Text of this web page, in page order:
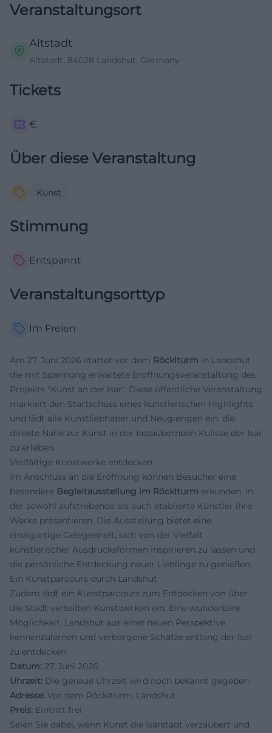
Veranstaltungsort
Altstadt
Altstadt, 84028 Landshut, Germany
Tickets
€
Über diese Veranstaltung
Kunst
Stimmung
Entspannt
Veranstaltungsorttyp
Im Freien
Am 27. Juni 2026 startet vor dem Röcklturm in Landshut
die mit Spannung erwartete Eröffnungsveranstaltung des
Projekts "Kunst an der Isar". Diese öffentliche Veranstaltung
markiert den Startschuss eines künstlerischen Highlights
und lädt alle Kunstliebhaber und Neugierigen ein, die
direkte Nähe zur Kunst in der bezaubernden Kulisse der Isar
zu erleben.
Vielfältige Kunstwerke entdecken
Im Anschluss an die Eröffnung können Besucher eine
besondere Begleitausstellung im Röcklturm erkunden, in
der sowohl aufstrebende als auch etablierte Künstler ihre
Werke präsentieren. Die Ausstellung bietet eine
einzigartige Gelegenheit, sich von der Vielfalt
künstlerischer Ausdrucksformen inspirieren zu lassen und
die persönliche Entdeckung neuer Lieblinge zu genießen.
Ein Kunstparcours durch Landshut
Zudem lädt ein Kunstparcourszum Entdecken von über
die Stadt verteilten Kunstwerken ein. Eine wunderbare
Möglichkeit, Landshut aus einer neuen Perspektive
kennenzulernen und verborgene Schätze entlang der Isar
zu entdecken.
Datum: 27. Juni 2026
Uhrzeit: Die genaue Uhrzeit wird noch bekannt gegeben.
Adresse: Vor dem Röcklturm, Landshut
Preis: Eintritt frei
Seien Sie dabei, wenn Kunst die Isarstadt verzaubert und